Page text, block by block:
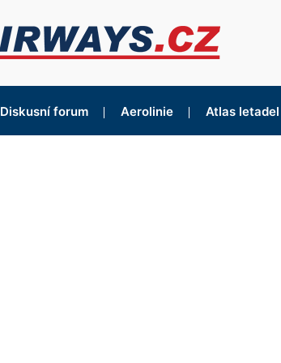
Diskusní forum Aerolinie Atlas letadel